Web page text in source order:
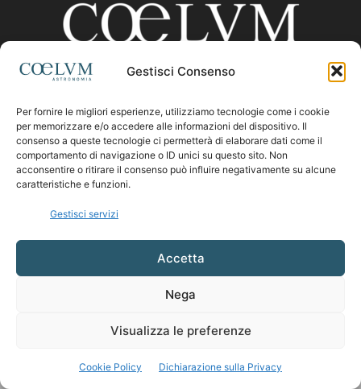
Gestisci Consenso
Per fornire le migliori esperienze, utilizziamo tecnologie come i cookie
per memorizzare e/o accedere alle informazioni del dispositivo. Il
consenso a queste tecnologie ci permetterà di elaborare dati come il
comportamento di navigazione o ID unici su questo sito. Non
acconsentire o ritirare il consenso può influire negativamente su alcune
caratteristiche e funzioni.
Gestisci servizi
Accetta
Nega
Visualizza le preferenze
Cookie Policy Dichiarazione sulla Privacy
CHI SIAMO
Contattaci:coelumastro@coelum.com